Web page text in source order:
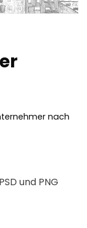
nach
und PNG